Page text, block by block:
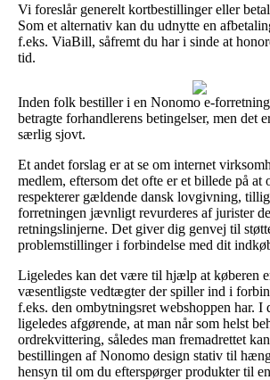
Vi foreslår generelt kortbestillinger eller
Som et alternativ kan du udnytte en
f.eks. ViaBill, såfremt du har i sinde at
tid.
Inden folk bestiller i en Nonomo e-
betragte forhandlerens betingelser, men det
særlig sjovt.
Et andet forslag er at se om internet
medlem, eftersom det ofte er et billede på at
respekterer gældende dansk lovgivning,
forretningen jævnligt revurderes af jurister
retningslinjerne. Det giver dig genvej til
problemstillinger i forbindelse med dit
Ligeledes kan det være til hjælp at køberen
væsentligste vedtægter der spiller ind i
f.eks. den ombytningsret webshoppen har. I
ligeledes afgørende, at man når som helst
ordrekvittering, således man fremadrettet
bestillingen af Nonomo design stativ til
hensyn til om du efterspørger produkter til